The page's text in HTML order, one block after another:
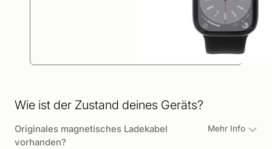
Wie ist der Zustand deines Geräts?
Originales magnetisches Ladekabel
vorhanden?
Mehr Info